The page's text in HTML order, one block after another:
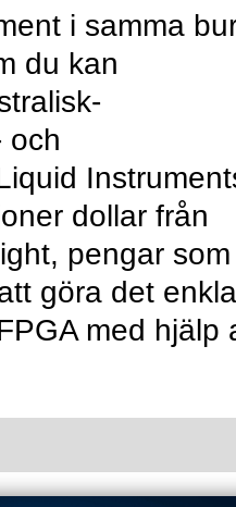
i samma
du kan
och
dollar från
pengar som
göra det
med hjälp